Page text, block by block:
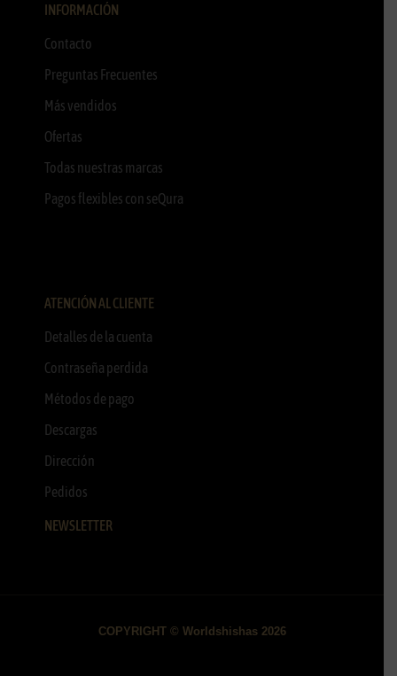
INFORMACIÓN
Contacto
Preguntas Frecuentes
Más vendidos
Ofertas
Todas nuestras marcas
Pagos flexibles con seQura
ATENCIÓN AL CLIENTE
Detalles de la cuenta
Contraseña perdida
Métodos de pago
Descargas
Dirección
Pedidos
NEWSLETTER
COPYRIGHT © Worldshishas 2026